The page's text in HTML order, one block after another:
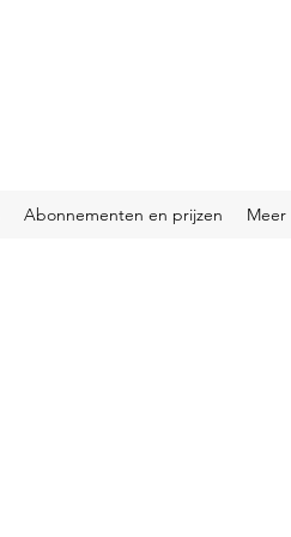
Abonnementen en prijzen Meer